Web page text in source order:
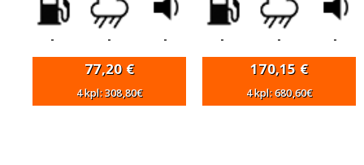
- - -
77,20 €
4 kpl: 308,80€
- - -
170,15 €
4 kpl: 680,60€